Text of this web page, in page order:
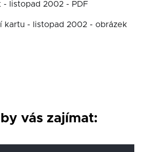
- listopad 2002 - PDF
kartu - listopad 2002 - obrázek
vás zajímat: